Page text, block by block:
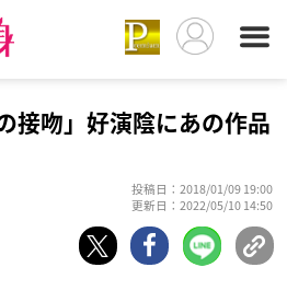
接吻」好演陰にあの作品
投稿日：2018/01/09 19:00
更新日：2022/05/10 14:50